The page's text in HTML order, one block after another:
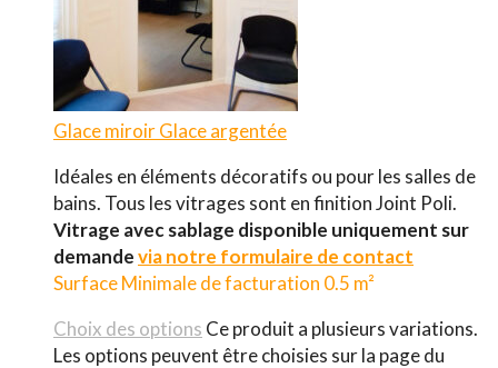
Glace miroirGlace argentée
Idéales en éléments décoratifs ou pour les salles de
bains. Tous les vitrages sont en finition Joint Poli.
Vitrage avec sablage disponible uniquement sur
demandevia notre formulaire de contact
Surface Minimale de facturation 0.5 m²
Choix des options Ce produit a plusieurs variations.
Les options peuvent être choisies sur la page du